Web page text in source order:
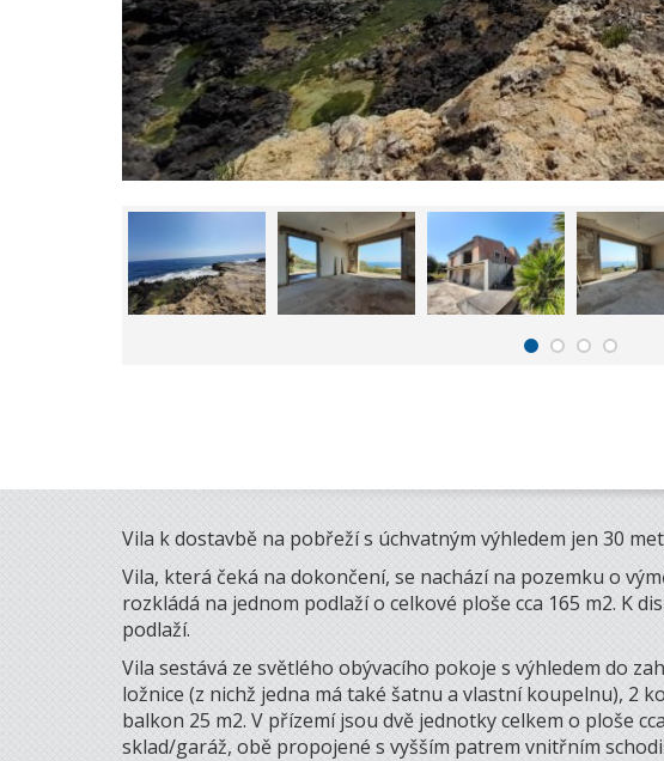
Vila k dostavbě na pobřeží s úchvatným výhledem jen 30
Vila, která čeká na dokončení, se nachází na pozemku o
rozkládá na jednom podlaží o celkové ploše cca 165 m2. K
podlaží.
Vila sestává ze světlého obývacího pokoje s výhledem do
ložnice (z nichž jedna má také šatnu a vlastní koupelnu), 2
balkon 25 m2. V přízemí jsou dvě jednotky celkem o ploše
sklad/garáž, obě propojené s vyšším patrem vnitřním